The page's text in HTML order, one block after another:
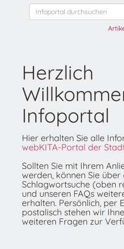
Herzlich
Infoportal
Hier erhalten Sie alle
webKITA-Portal der
Sollten Sie mit Ihrem
werden, können Sie über
Schlagwortsuche (oben
und unseren FAQs
erhalten. Persönlich, per
postalisch stehen wir
weiteren Fragen zur